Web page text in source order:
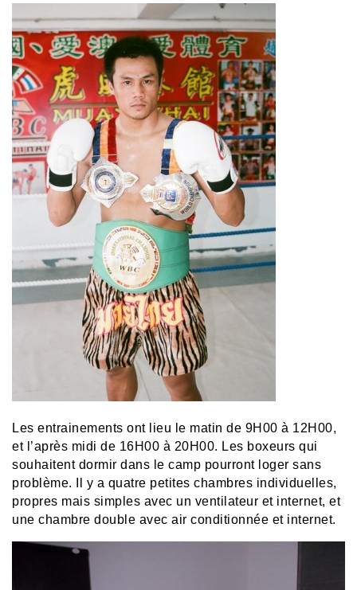
Les entrainements ont lieu le matin de 9H00 à 12H00,
et l’après midi de 16H00 à 20H00. Les boxeurs qui
souhaitent dormir dans le camp pourront loger sans
problème. Il y a quatre petites chambres individuelles,
propres mais simples avec un ventilateur et internet, et
une chambre double avec air conditionnée et internet.